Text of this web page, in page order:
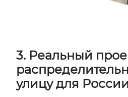
3. Реальный
улицу для России